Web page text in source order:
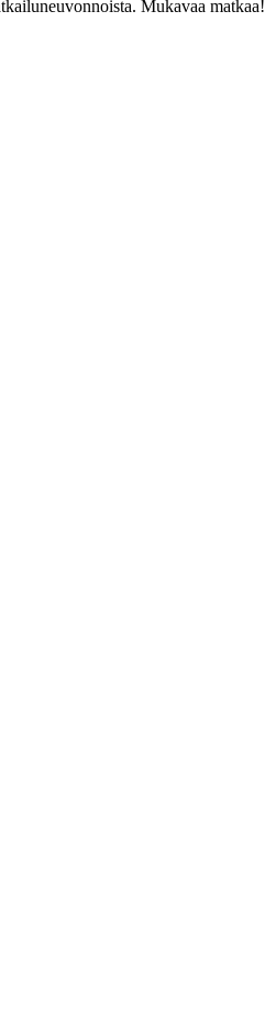
Mukavaa matkaa!